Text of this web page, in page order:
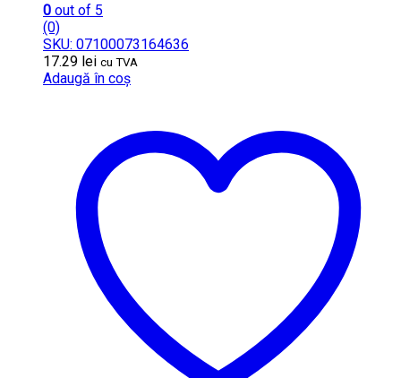
0 out of 5
(0)
SKU: 07100073164636
17.29 lei cu TVA
Adaugă în coș